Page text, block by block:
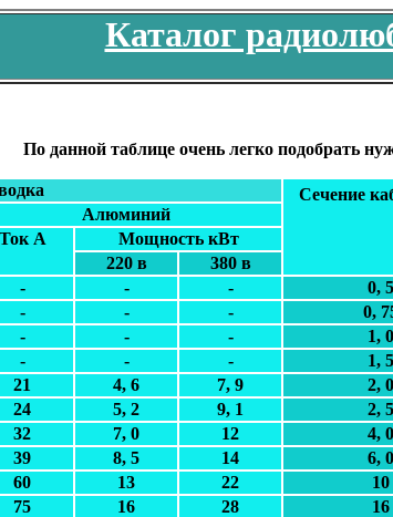
Каталог
По данной таблице очень легко подобрать
Сечение
Алюминий
Ток А Мощность кВт
220 в 380 в
- - - 0, 5
- - - 0,
- - - 1, 0
- - - 1, 5
21 4, 6 7, 9 2, 0
24 5, 2 9, 1 2, 5
32 7, 0 12 4, 0
39 8, 5 14 6, 0
60 13 22 10
75 16 28 16